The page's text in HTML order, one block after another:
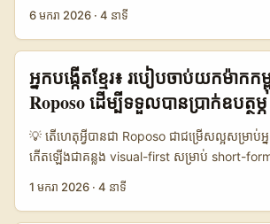
អ្នកទាក់ទងម៉ាក Bahrain លើ Shopee ដោយប្រក
outreach 📈 🧩 Metric Direct Shopee
Agency / Local Partner 👥 Monthly Active
15,000 📈 Response Rate 18% 25% 48%
Time 12h 48h 6h 💰 Avg Deal Size 80
BHD 🔒 Trust Level Low Medium High តារា
គ្នារវាងបីជម្រើសធម្មតាសម្រាប់ទាក់ទងម៉ាក —
និងឈានចូលទំនាក់ទំនងលម្អិត; ខណៈដែលការរួមសហក
ដៃគូក្នុងតំបន់ផ្តល់ការទទួលខុសត្រូវខ្ពស់ និងលទ្ធផលល្
pages និង social ads (យោងពី Lazada
Innovation and Shopper Experience)។ ប៉ុន្ត
ម៉ាកពីប្រទេសផ្សេង គឺជាការប្រកួតប្រជែង — មានក្រុមភ្
seller តូចៗ — ហើយអ្នកត្រូវបង្ហាញ value ក្ដីច្បាស់:
នឹងធ្វើអ្វីបានខុសពីគេ? អត្ថបទនេះបង្ហាញ real
templates, និង tacticals ដ៏ស្រួលប្រើសម្រាប់
Cambodia — ត្រឹមឆ្នាំ 2026, ជាមួយ context ន
tools និងអត្ថបទពាក់ព័ន្ធពីប្រភពទាន់ពេល។ ...
6 មករា 2026 · 4 នាទី
អ្នកបង្កើតខ្មែរ៖ របៀបចាប់យកម៉ាកក
Roposo ដើម្បីទទួលបានប្រាក់ឧបត្ថម្ភ
💡 តើហេតុអ្វីបានជា Roposo ជាជម្រើសល្អសម្រាប់អ្ន
កើតឡើងជាគន្លង visual-first សម្រាប់ short-
1 មករា 2026 · 4 នាទី